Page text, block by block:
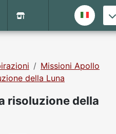
Missioni Apollo
della Luna
risoluzione della